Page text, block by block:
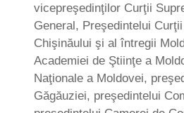
vicepreşedinţilor Curţii
General, Preşedintelui
Chişinăului şi al întregii
Academiei de Ştiinţe a
Naţionale a Moldovei,
Găgăuziei, preşedintelui